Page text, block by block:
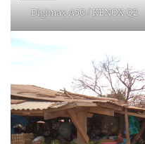
Digimax A50 / KENOX Q2